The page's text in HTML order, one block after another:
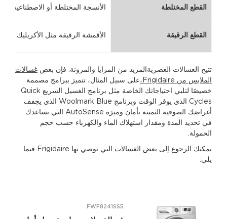
القطع المختلطة الأنسجة المختلطة أو الاصطناعية
القطع الرقيقة الأقمشة الرقيقة مثل الأكريليك
تتيح الغسالات العصريةالمزيد من المزايا والمرونة. فإن بعض غسالات
الملابس من Frigidaire،
على سبيل المثال، تتميز ببرامج مصممة
خصيصًا لتلبي احتياجاتك الخاصة مثل برنامج الغسيل السريع Quick
Cycles الذي يوفر الوقت وبرنامج Woolmark Blue الذي يجفف
أغراضك الصوفية الثمينة بأمان وميزة AutoSense التي تساعدك
في تحديد المدة ومقدار استهلاك الماء والكهرباء حسب حجم
الحمولة.
يمكنك الرجوع إلى بعض الغسالات التي توصي بها Frigidaire فيما
يلي:
FWF8241SS5